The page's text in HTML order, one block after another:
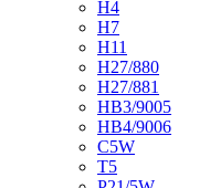
H4
H7
H11
H27/880
H27/881
HB3/9005
HB4/9006
C5W
T5